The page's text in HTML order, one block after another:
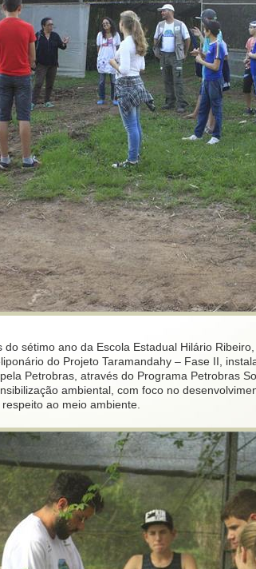
do sétimo ano da Escola Estadual Hilário
do Projeto Taramandahy – Fase II,
Petrobras, através do Programa Petrobras
ambiental, com foco no
ao meio ambiente.